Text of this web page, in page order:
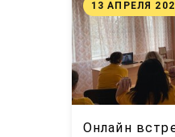
Онлайн
13 АПРЕЛЯ